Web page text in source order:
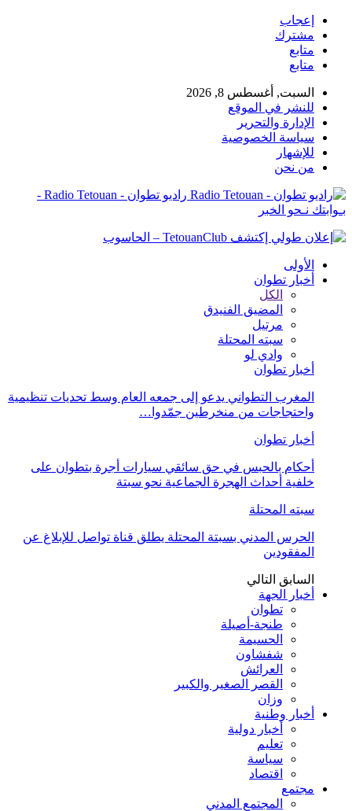
إعجاب
مشترك
متابع
متابع
السبت, أغسطس 8, 2026
للنشر في الموقع
الإدارة والتحرير
سياسة الخصوصية
للإشهار
من نحن
راديو تطوان - Radio Tetouan -
بـوابتك نـحو الخبر
الأولى
أخبار تطوان
الكل
المضيق الفنيدق
مرتيل
سبته المحتلة
وادي لو
أخبار تطوان
المغرب التطواني يدعو إلى جمعه العام وسط تحديات تنظيمية
واحتجاجات من منخرطين جمّدوا…
أخبار تطوان
أحكام بالحبس في حق سائقي سيارات أجرة بتطوان على
خلفية أحداث الهجرة الجماعية نحو سبتة
سبته المحتلة
الحرس المدني بسبتة المحتلة يطلق قناة تواصل للإبلاغ عن
المفقودين
السابق التالي
أخبار الجهة
تطوان
طنجة-أصيلة
الحسيمة
شفشاون
العرائش
القصر الصغير والكبير
وزان
أخبار وطنية
أخبار دولية
تعليم
سياسة
اقتصاد
مجتمع
المجتمع المدني